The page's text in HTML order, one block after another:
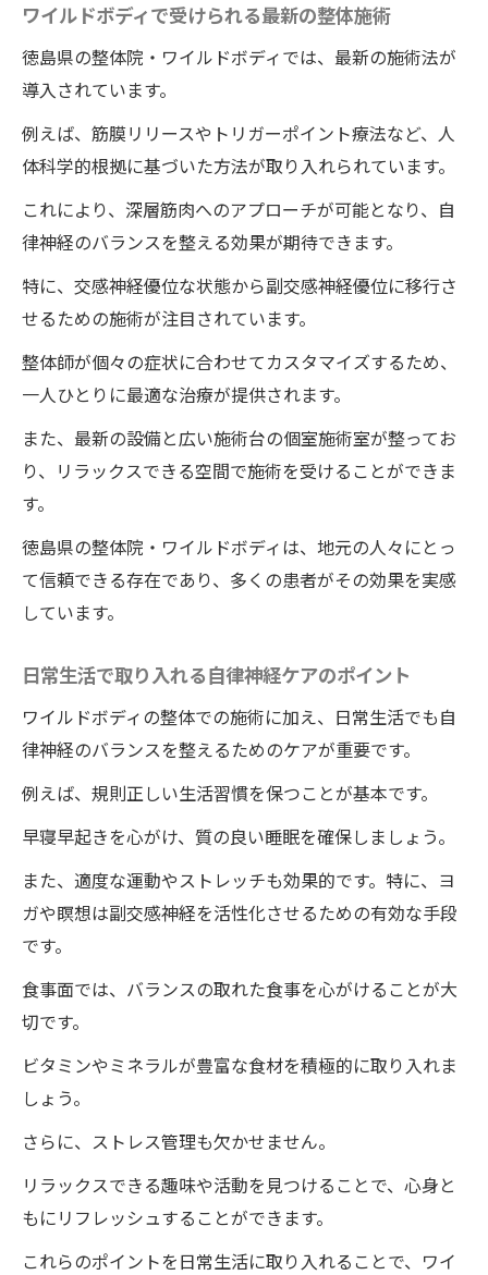
ワイルドボディで受けられる最新の整体施術
徳島県の整体院・ワイルドボディでは、最新の施術法が
導入されています。
例えば、筋膜リリースやトリガーポイント療法など、人
体科学的根拠に基づいた方法が取り入れられています。
これにより、深層筋肉へのアプローチが可能となり、自
律神経のバランスを整える効果が期待できます。
特に、交感神経優位な状態から副交感神経優位に移行さ
せるための施術が注目されています。
整体師が個々の症状に合わせてカスタマイズするため、
一人ひとりに最適な治療が提供されます。
また、最新の設備と広い施術台の個室施術室が整ってお
り、リラックスできる空間で施術を受けることができま
す。
徳島県の整体院・ワイルドボディは、地元の人々にとっ
て信頼できる存在であり、多くの患者がその効果を実感
しています。
日常生活で取り入れる自律神経ケアのポイント
ワイルドボディの整体での施術に加え、日常生活でも自
律神経のバランスを整えるためのケアが重要です。
例えば、規則正しい生活習慣を保つことが基本です。
早寝早起きを心がけ、質の良い睡眠を確保しましょう。
また、適度な運動やストレッチも効果的です。特に、ヨ
ガや瞑想は副交感神経を活性化させるための有効な手段
です。
食事面では、バランスの取れた食事を心がけることが大
切です。
ビタミンやミネラルが豊富な食材を積極的に取り入れま
しょう。
さらに、ストレス管理も欠かせません。
リラックスできる趣味や活動を見つけることで、心身と
もにリフレッシュすることができます。
これらのポイントを日常生活に取り入れることで、ワイ